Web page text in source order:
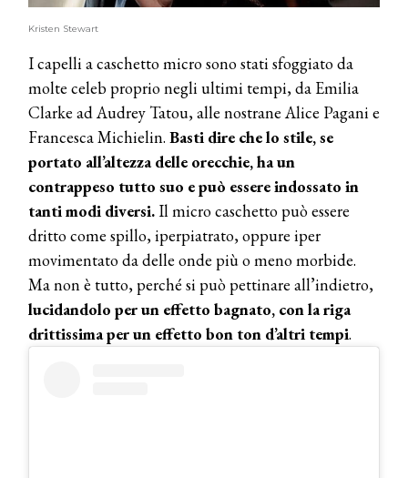
Kristen Stewart
I capelli a caschetto micro sono stati sfoggiato da
molte celeb proprio negli ultimi tempi, da Emilia
Clarke ad Audrey Tatou, alle nostrane Alice Pagani e
Francesca Michielin. Basti dire che lo stile, se
portato all’altezza delle orecchie, ha un
contrappeso tutto suo e può essere indossato in
tanti modi diversi.Il micro caschetto può essere
dritto come spillo, iperpiatrato, oppure iper
movimentato da delle onde più o meno morbide.
Ma non è tutto, perché si può pettinare all’indietro,
lucidandolo per un effetto bagnato, con la riga
drittissima per un effetto bon ton d’altri tempi.